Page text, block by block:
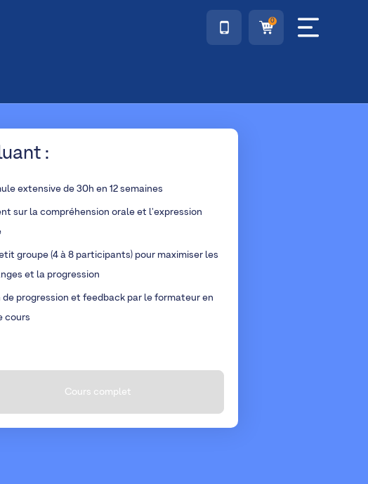
0
:
extensive de 30h en 12 semaines
sur la compréhension orale et l'expression
groupe (4 à 8 participants) pour maximiser les
et la progression
de progression et feedback par le formateur en
cours
Cours complet